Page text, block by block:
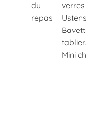
du
repas
verres
Mini